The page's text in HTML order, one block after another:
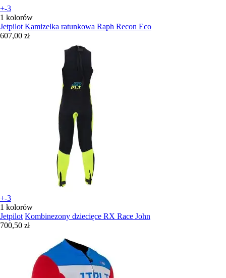
+-3
1 kolorów
Jetpilot Kamizelka ratunkowa Raph Recon Eco
607,00 zł
+-3
1 kolorów
Jetpilot Kombinezony dziecięce RX Race John
700,50 zł